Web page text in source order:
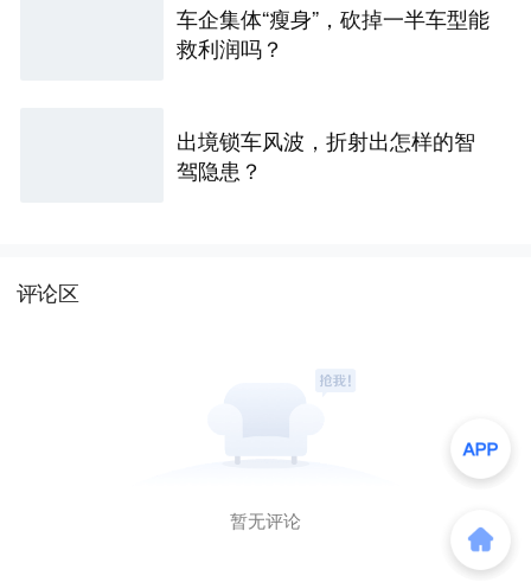
车企集体“瘦身”，砍掉一半车型能
救利润吗？
出境锁车风波，折射出怎样的智
驾隐患？
评论区
暂无评论